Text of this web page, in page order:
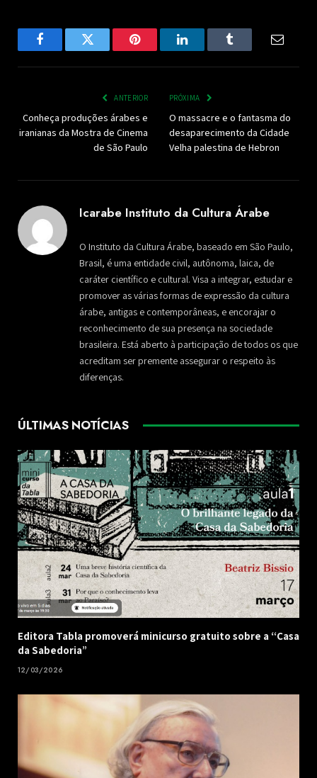
FacebookTwitter Pinterest LinkedInTumblr
ANTERIOR
Conheça produções árabes e
iranianas da Mostra de Cinema
de São Paulo
PRÓXIMA
O massacre e o fantasma do
desaparecimento da Cidade
Velha palestina de Hebron
Icarabe Instituto da Cultura Árabe
O Instituto da Cultura Árabe, baseado em São Paulo,
Brasil, é uma entidade civil, autônoma, laica, de
caráter científico e cultural. Visa a integrar, estudar e
promover as várias formas de expressão da cultura
árabe, antigas e contemporâneas, e encorajar o
reconhecimento de sua presença na sociedade
brasileira. Está aberto à participação de todos os que
acreditam ser premente assegurar o respeito às
diferenças.
ÚLTIMAS NOTÍCIAS
Editora Tabla promoverá minicurso gratuito sobre a “Casa
da Sabedoria”
12/03/2026